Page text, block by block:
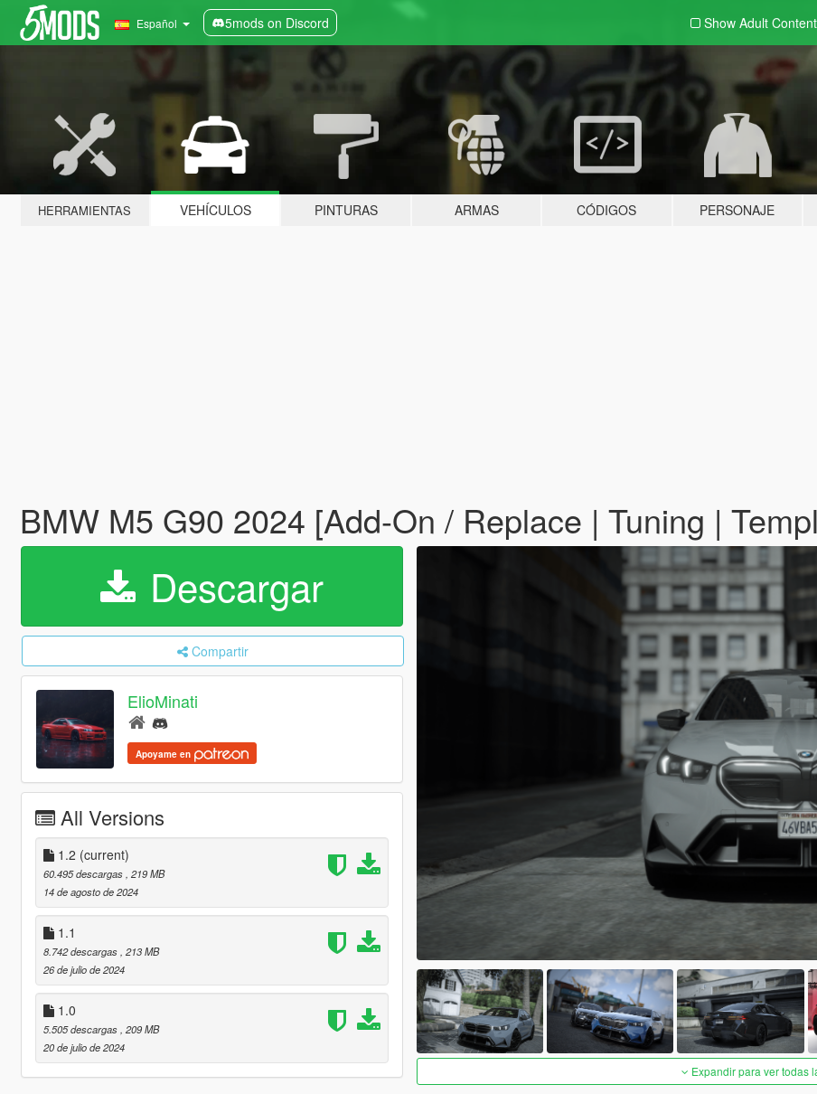
Español 5mods on Discord Show Adult Content
HERRAMIENTAS VEHÍCULOS PINTURAS ARMAS CÓDIGOS PERSONAJE
BMW M5 G90 2024 [Add-On / Replace | Tuning |
Descargar
Compartir
ElioMinati
Apoyame en
All Versions
1.2 (current)
60.495 descargas , 219 MB
14 de agosto de 2024
1.1
8.742 descargas , 213 MB
26 de julio de 2024
1.0
5.505 descargas , 209 MB
20 de julio de 2024
Expandir para ver todas